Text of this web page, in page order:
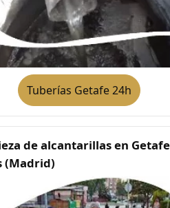
Tuberías Getafe 24h
de alcantarillas en
(Madrid)